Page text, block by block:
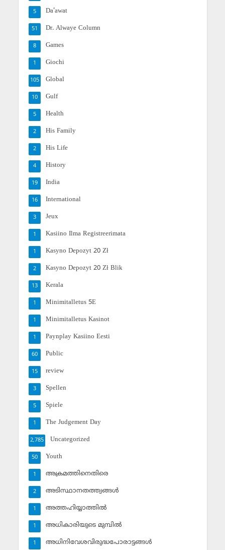
Da'awat
5
Dr. Alwaye Column
51
Games
8
Giochi
1
Global
105
Gulf
10
Health
5
His Family
2
His Life
2
History
4
India
19
International
16
Jeux
3
Kasiino Ilma Registreerimata
1
Kasyno Depozyt 20 Zł
1
Kasyno Depozyt 20 Zł Blik
2
Kerala
13
Minimitalletus 5E
1
Minimitalletus Kasinot
1
Paynplay Kasiino Eesti
1
Public
60
review
15
Spellen
3
Spiele
5
The Judgement Day
1
Uncategorized
2,785
Youth
50
അക്രമത്തിനെതിരെ
1
അടിസ്ഥാനതത്ത്വങ്ങള്‍
2
അത്തഹിയ്യാത്തില്‍
1
അധികാരിയുടെ മുമ്പില്‍
1
അധിനിവേശവിരുദ്ധപോരാട്ടങ്ങള്‍
1